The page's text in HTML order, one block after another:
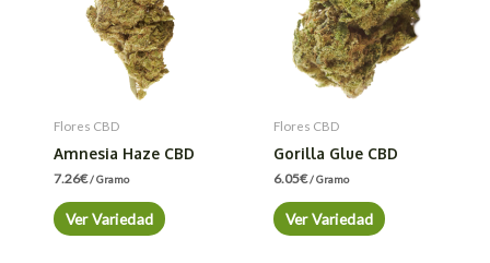
Flores CBD
Amnesia Haze CBD
7.26€/ Gramo
Ver Variedad
Flores CBD
Gorilla Glue CBD
6.05€/ Gramo
Ver Variedad